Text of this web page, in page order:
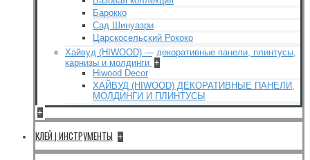
Барокко
Сад Шинуазри
Царскосельский Рококо
Хайвуд (HIWOOD) — декоративные панели, плинтусы,
карнизы и молдинги +
Hiwood Decor
ХАЙВУД (HIWOOD) ДЕКОРАТИВНЫЕ ПАНЕЛИ,
МОЛДИНГИ И ПЛИНТУСЫ
+
КЛЕЙ | ИНСТРУМЕНТЫ +